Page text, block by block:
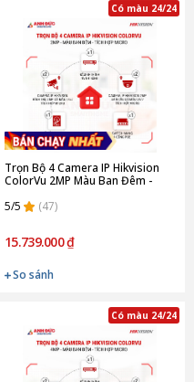
Có màu 24/24
Trọn Bộ 4 Camera IP Hikvision
ColorVu 2MP Màu Ban Đêm -
5/5
(47)
15.739.000 ₫
So sánh
Có màu 24/24